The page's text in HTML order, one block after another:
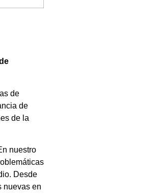
de
de
de la
nuestro
Desde
nuevas en